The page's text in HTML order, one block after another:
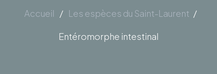
Accueil / Les espèces du Saint-Laurent /
Entéromorphe intestinal